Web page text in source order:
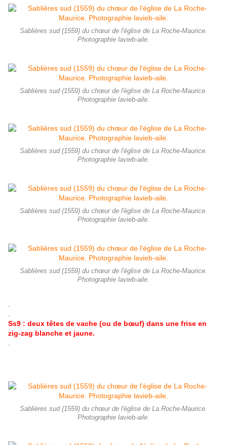
Sablières sud (1559) du chœur de l'église de La Roche-Maurice.
Photographie lavieb-aile.
Sablières sud (1559) du chœur de l'église de La Roche-Maurice.
Photographie lavieb-aile.
Sablières sud (1559) du chœur de l'église de La Roche-Maurice.
Photographie lavieb-aile.
Sablières sud (1559) du chœur de l'église de La Roche-Maurice.
Photographie lavieb-aile.
Sablières sud (1559) du chœur de l'église de La Roche-Maurice.
Photographie lavieb-aile.
.
.
Ss9 : deux têtes de vache (ou de bœuf) dans une frise en
zig-zag blanche et jaune.
.
Sablières sud (1559) du chœur de l'église de La Roche-Maurice.
Photographie lavieb-aile.